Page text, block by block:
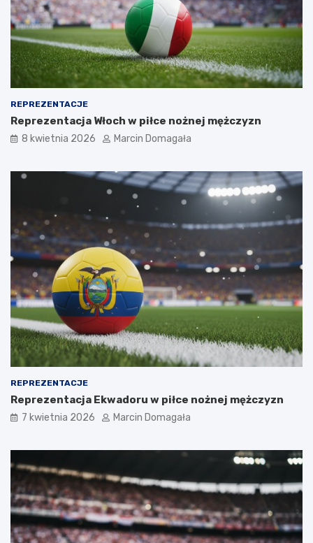
REPREZENTACJE
Reprezentacja Włoch w piłce nożnej mężczyzn
8 kwietnia 2026 Marcin Domagała
REPREZENTACJE
Reprezentacja Ekwadoru w piłce nożnej mężczyzn
7 kwietnia 2026 Marcin Domagała